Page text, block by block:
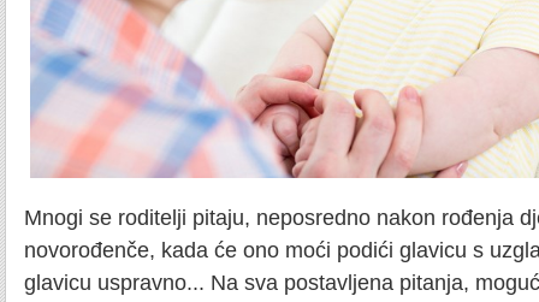
Mnogi se roditelji pitaju, neposredno nakon rođenja
novorođenče, kada će ono moći podići glavicu s
glavicu uspravno... Na sva postavljena pitanja,